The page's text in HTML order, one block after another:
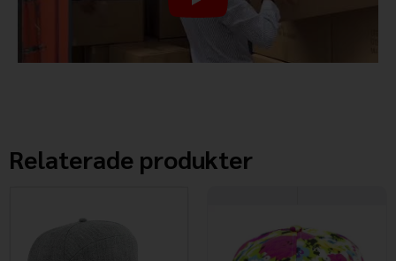
Relaterade produkter